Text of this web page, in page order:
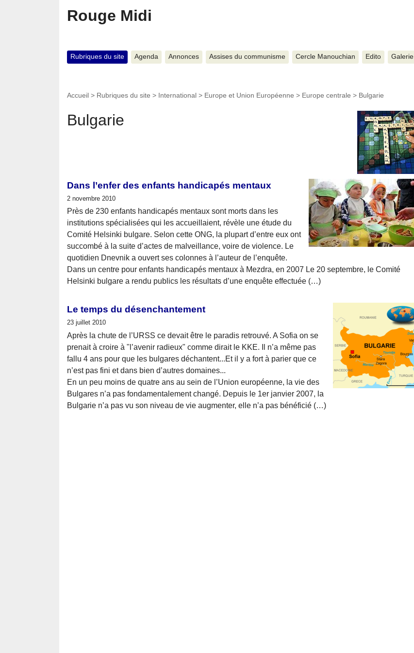
Rouge Midi
Rubriques du site Agenda Annonces Assises du communisme Cercle Manouchian Edito Galerie
Accueil > Rubriques du site > International > Europe et Union Européenne > Europe centrale > Bulgarie
Bulgarie
Dans l’enfer des enfants handicapés mentaux
2 novembre 2010
Près de 230 enfants handicapés mentaux sont morts dans les
institutions spécialisées qui les accueillaient, révèle une étude du
Comité Helsinki bulgare. Selon cette ONG, la plupart d’entre eux ont
succombé à la suite d’actes de malveillance, voire de violence. Le
quotidien Dnevnik a ouvert ses colonnes à l’auteur de l’enquête.
Dans un centre pour enfants handicapés mentaux à Mezdra, en 2007 Le 20 septembre, le Comité
Helsinki bulgare a rendu publics les résultats d’une enquête effectuée (…)
Le temps du désenchantement
23 juillet 2010
Après la chute de l’URSS ce devait être le paradis retrouvé. A Sofia on se
prenait à croire à "l’avenir radieux" comme dirait le KKE. Il n’a même pas
fallu 4 ans pour que les bulgares déchantent...Et il y a fort à parier que ce
n’est pas fini et dans bien d’autres domaines...
En un peu moins de quatre ans au sein de l’Union européenne, la vie des
Bulgares n’a pas fondamentalement changé. Depuis le 1er janvier 2007, la
Bulgarie n’a pas vu son niveau de vie augmenter, elle n’a pas bénéficié (…)